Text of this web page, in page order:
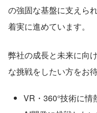
の強固な基盤に支えら
着実に進めています。
弊社の成長と未来に向
な挑戦をしたい方をお
VR・360°技術に情